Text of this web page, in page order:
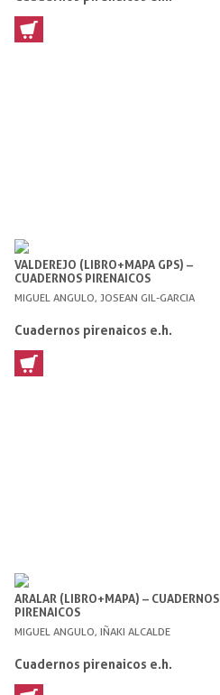
VALDEREJO (LIBRO+MAPA GPS) –
CUADERNOS PIRENAICOS
MIGUEL ANGULO, JOSEAN GIL-GARCIA
Cuadernos pirenaicos e.h.
ARALAR (LIBRO+MAPA) – CUADERNOS
PIRENAICOS
MIGUEL ANGULO, IÑAKI ALCALDE
Cuadernos pirenaicos e.h.